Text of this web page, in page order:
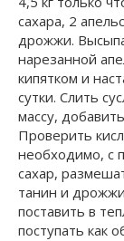
сахара, 2
дрожжи.
нарезанной
кипятком и
сутки. Слить
массу,
Проверить
необходимо, с
сахар,
танин и
поставить в
поступать как